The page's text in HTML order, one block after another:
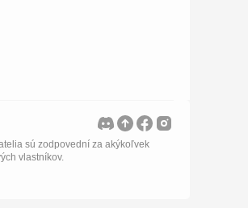
sú zodpovední za akýkoľvek
vlastníkov.